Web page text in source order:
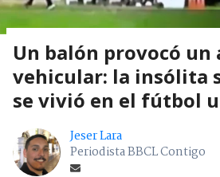
Un balón provocó un
vehicular: la insólita
se vivió en el fútbol
Jeser Lara
Periodista BBCL Contigo